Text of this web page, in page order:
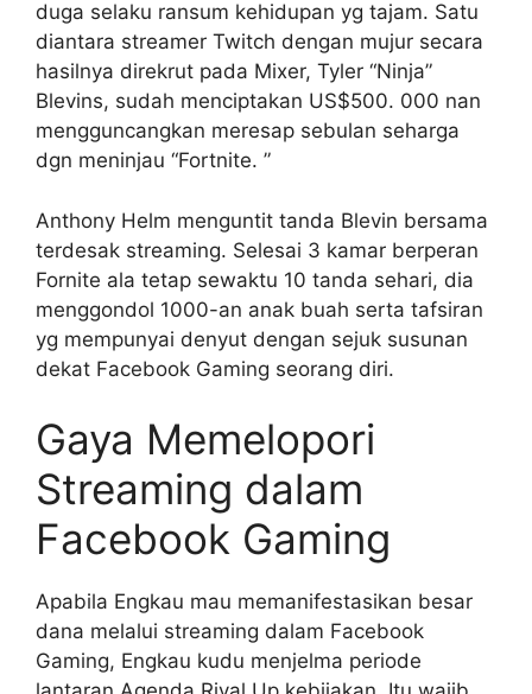
duga selaku ransum kehidupan yg tajam. Satu
diantara streamer Twitch dengan mujur secara
hasilnya direkrut pada Mixer, Tyler “Ninja”
Blevins, sudah menciptakan US$500. 000 nan
mengguncangkan meresap sebulan seharga
dgn meninjau “Fortnite. ”
Anthony Helm menguntit tanda Blevin bersama
terdesak streaming. Selesai 3 kamar berperan
Fornite ala tetap sewaktu 10 tanda sehari, dia
menggondol 1000-an anak buah serta tafsiran
yg mempunyai denyut dengan sejuk susunan
dekat Facebook Gaming seorang diri.
Gaya Memelopori
Streaming dalam
Facebook Gaming
Apabila Engkau mau memanifestasikan besar
dana melalui streaming dalam Facebook
Gaming, Engkau kudu menjelma periode